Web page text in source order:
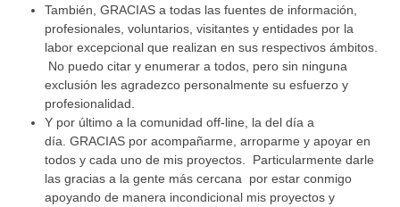
También, GRACIAS a todas las fuentes de información,
profesionales, voluntarios, visitantes y entidades por la
labor excepcional que realizan en sus respectivos ámbitos.
No puedo citar y enumerar a todos, pero sin ninguna
exclusión les agradezco personalmente su esfuerzo y
profesionalidad.
Y por último a la comunidad off-line, la del día a
día. GRACIAS por acompañarme, arroparme y apoyar en
todos y cada uno de mis proyectos. Particularmente darle
las gracias a la gente más cercana por estar conmigo
apoyando de manera incondicional mis proyectos y